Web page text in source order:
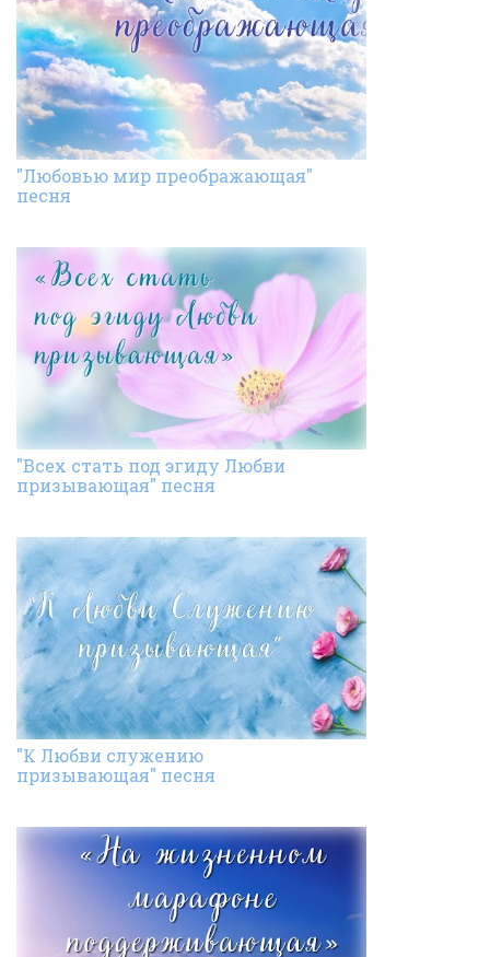
"Любовью мир преображающая"
песня
"Всех стать под эгиду Любви
призывающая" песня
"К Любви служению
призывающая" песня